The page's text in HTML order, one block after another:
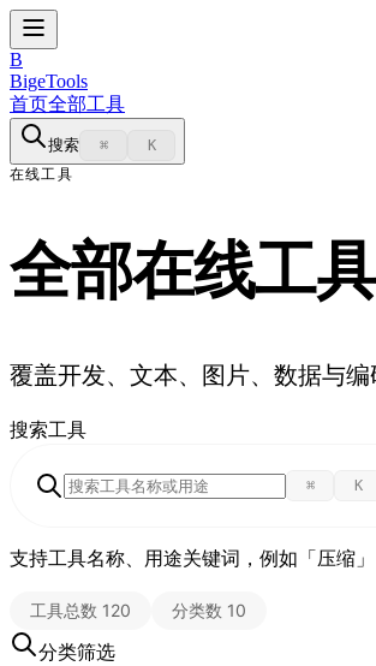
B
BigeTools
首页全部工具
搜索 ⌘ K
在线工具
全部在线工具
覆盖开发、文本、图片、数据与
搜索工具
⌘ K
支持工具名称、用途关键词，例如「压缩」
工具总数 120 分类数 10
分类筛选